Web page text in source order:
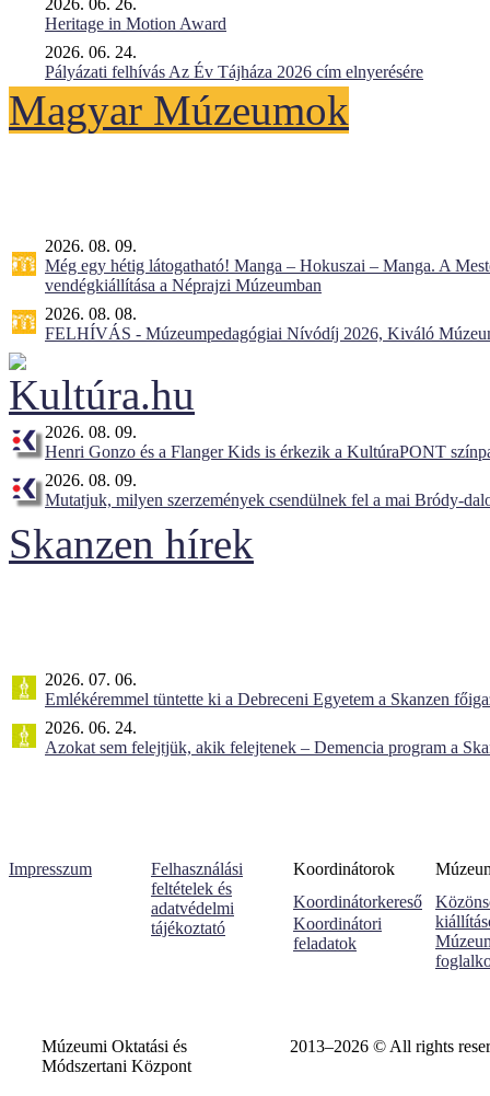
Heritage in Motion Award
2026. 06. 24.
Pályázati felhívás Az Év Tájháza 2026 cím elnyerésére
Magyar Múzeumok
2026. 08. 09.
Még egy hétig látogatható! Manga – Hokuszai – Manga. A
vendégkiállítása a Néprajzi Múzeumban
2026. 08. 08.
FELHÍVÁS - Múzeumpedagógiai Nívódíj 2026, Kiváló
2026. 08. 09.
Henri Gonzo és a Flanger Kids is érkezik a KultúraPONT
2026. 08. 09.
Mutatjuk, milyen szerzemények csendülnek fel a mai Bródy-
Skanzen hírek
2026. 07. 06.
Emlékéremmel tüntette ki a Debreceni Egyetem a Skanzen
2026. 06. 24.
Azokat sem felejtjük, akik felejtenek – Demencia program a
Impresszum
Felhasználási
feltételek és
adatvédelmi
tájékoztató
Koordinátorok
Koordinátorkereső
Koordinátori
feladatok
Múzeumi Oktatási és
Módszertani Központ
2013–2026 © All rights